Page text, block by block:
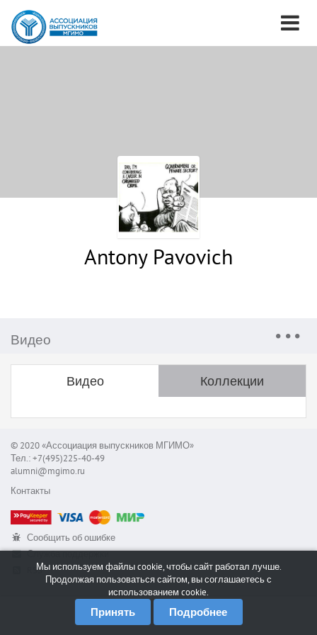
Antony Pavovich
Видео
Видео Коллекции
© 2020 «Ассоциация выпускников МГИМО»
Тел.: +7(495)225-40-49
alumni@mgimo.ru
Контакты
Сообщить об ошибке
Служба поддержки
RSSМы используем файлы cookie, чтобы сайт работал лучше.
Продолжая пользоваться сайтом, вы соглашаетесь с
использованием cookie.
Принять Подробнее